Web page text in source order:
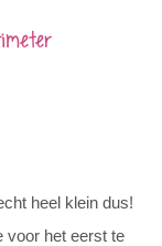
heel klein dus!
voor het eerst te